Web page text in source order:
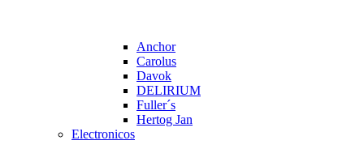
Anchor
Carolus
Davok
DELIRIUM
Fuller´s
Hertog Jan
Electronicos